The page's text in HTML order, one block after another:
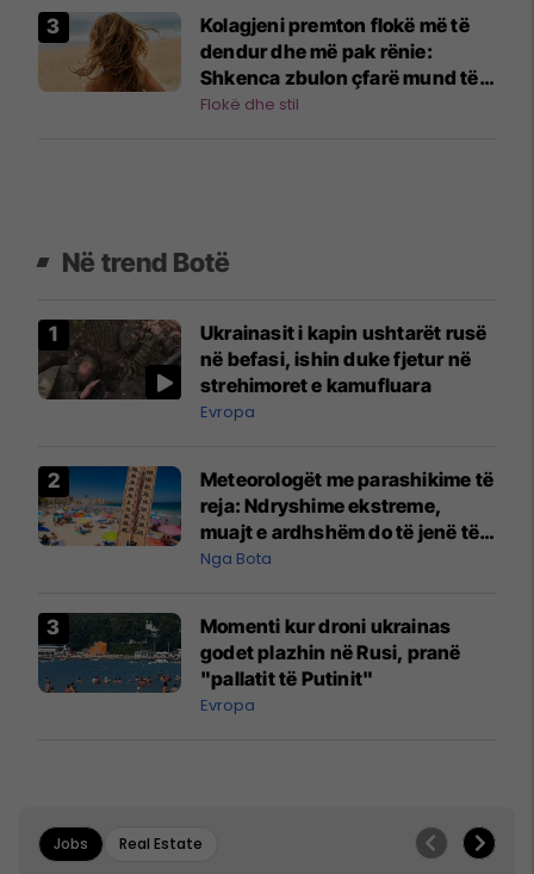
Kolagjeni premton flokë më të
dendur dhe më pak rënie:
Shkenca zbulon çfarë mund të
bëjë vërtet
Flokë dhe stil
Në trend Botë
Ukrainasit i kapin ushtarët rusë
në befasi, ishin duke fjetur në
strehimoret e kamufluara
Evropa
Meteorologët me parashikime të
reja: Ndryshime ekstreme,
muajt e ardhshëm do të jenë të
pazakontë
Nga Bota
Momenti kur droni ukrainas
godet plazhin në Rusi, pranë
"pallatit të Putinit"
Evropa
Jobs Real Estate